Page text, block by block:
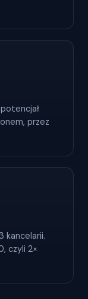
przez
kancelarii.
czyli 2×